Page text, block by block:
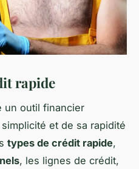
rapide
un outil financier
et de sa rapidité
types de crédit rapide,
, les lignes de crédit,